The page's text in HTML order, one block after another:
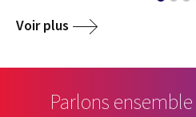
Voir plus
Parlons